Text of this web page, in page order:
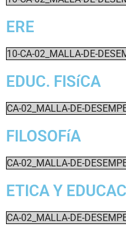
ERE
10-CA-02_MALLA-DE-
EDUC. FISíCA
CA-02_MALLA-DE-
FILOSOFíA
CA-02_MALLA-DE-
ETICA Y
CA-02_MALLA-DE-